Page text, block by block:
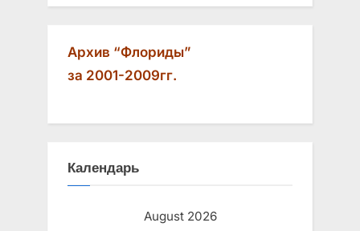
Архив “Флориды”
за 2001-2009гг.
Календарь
August 2026